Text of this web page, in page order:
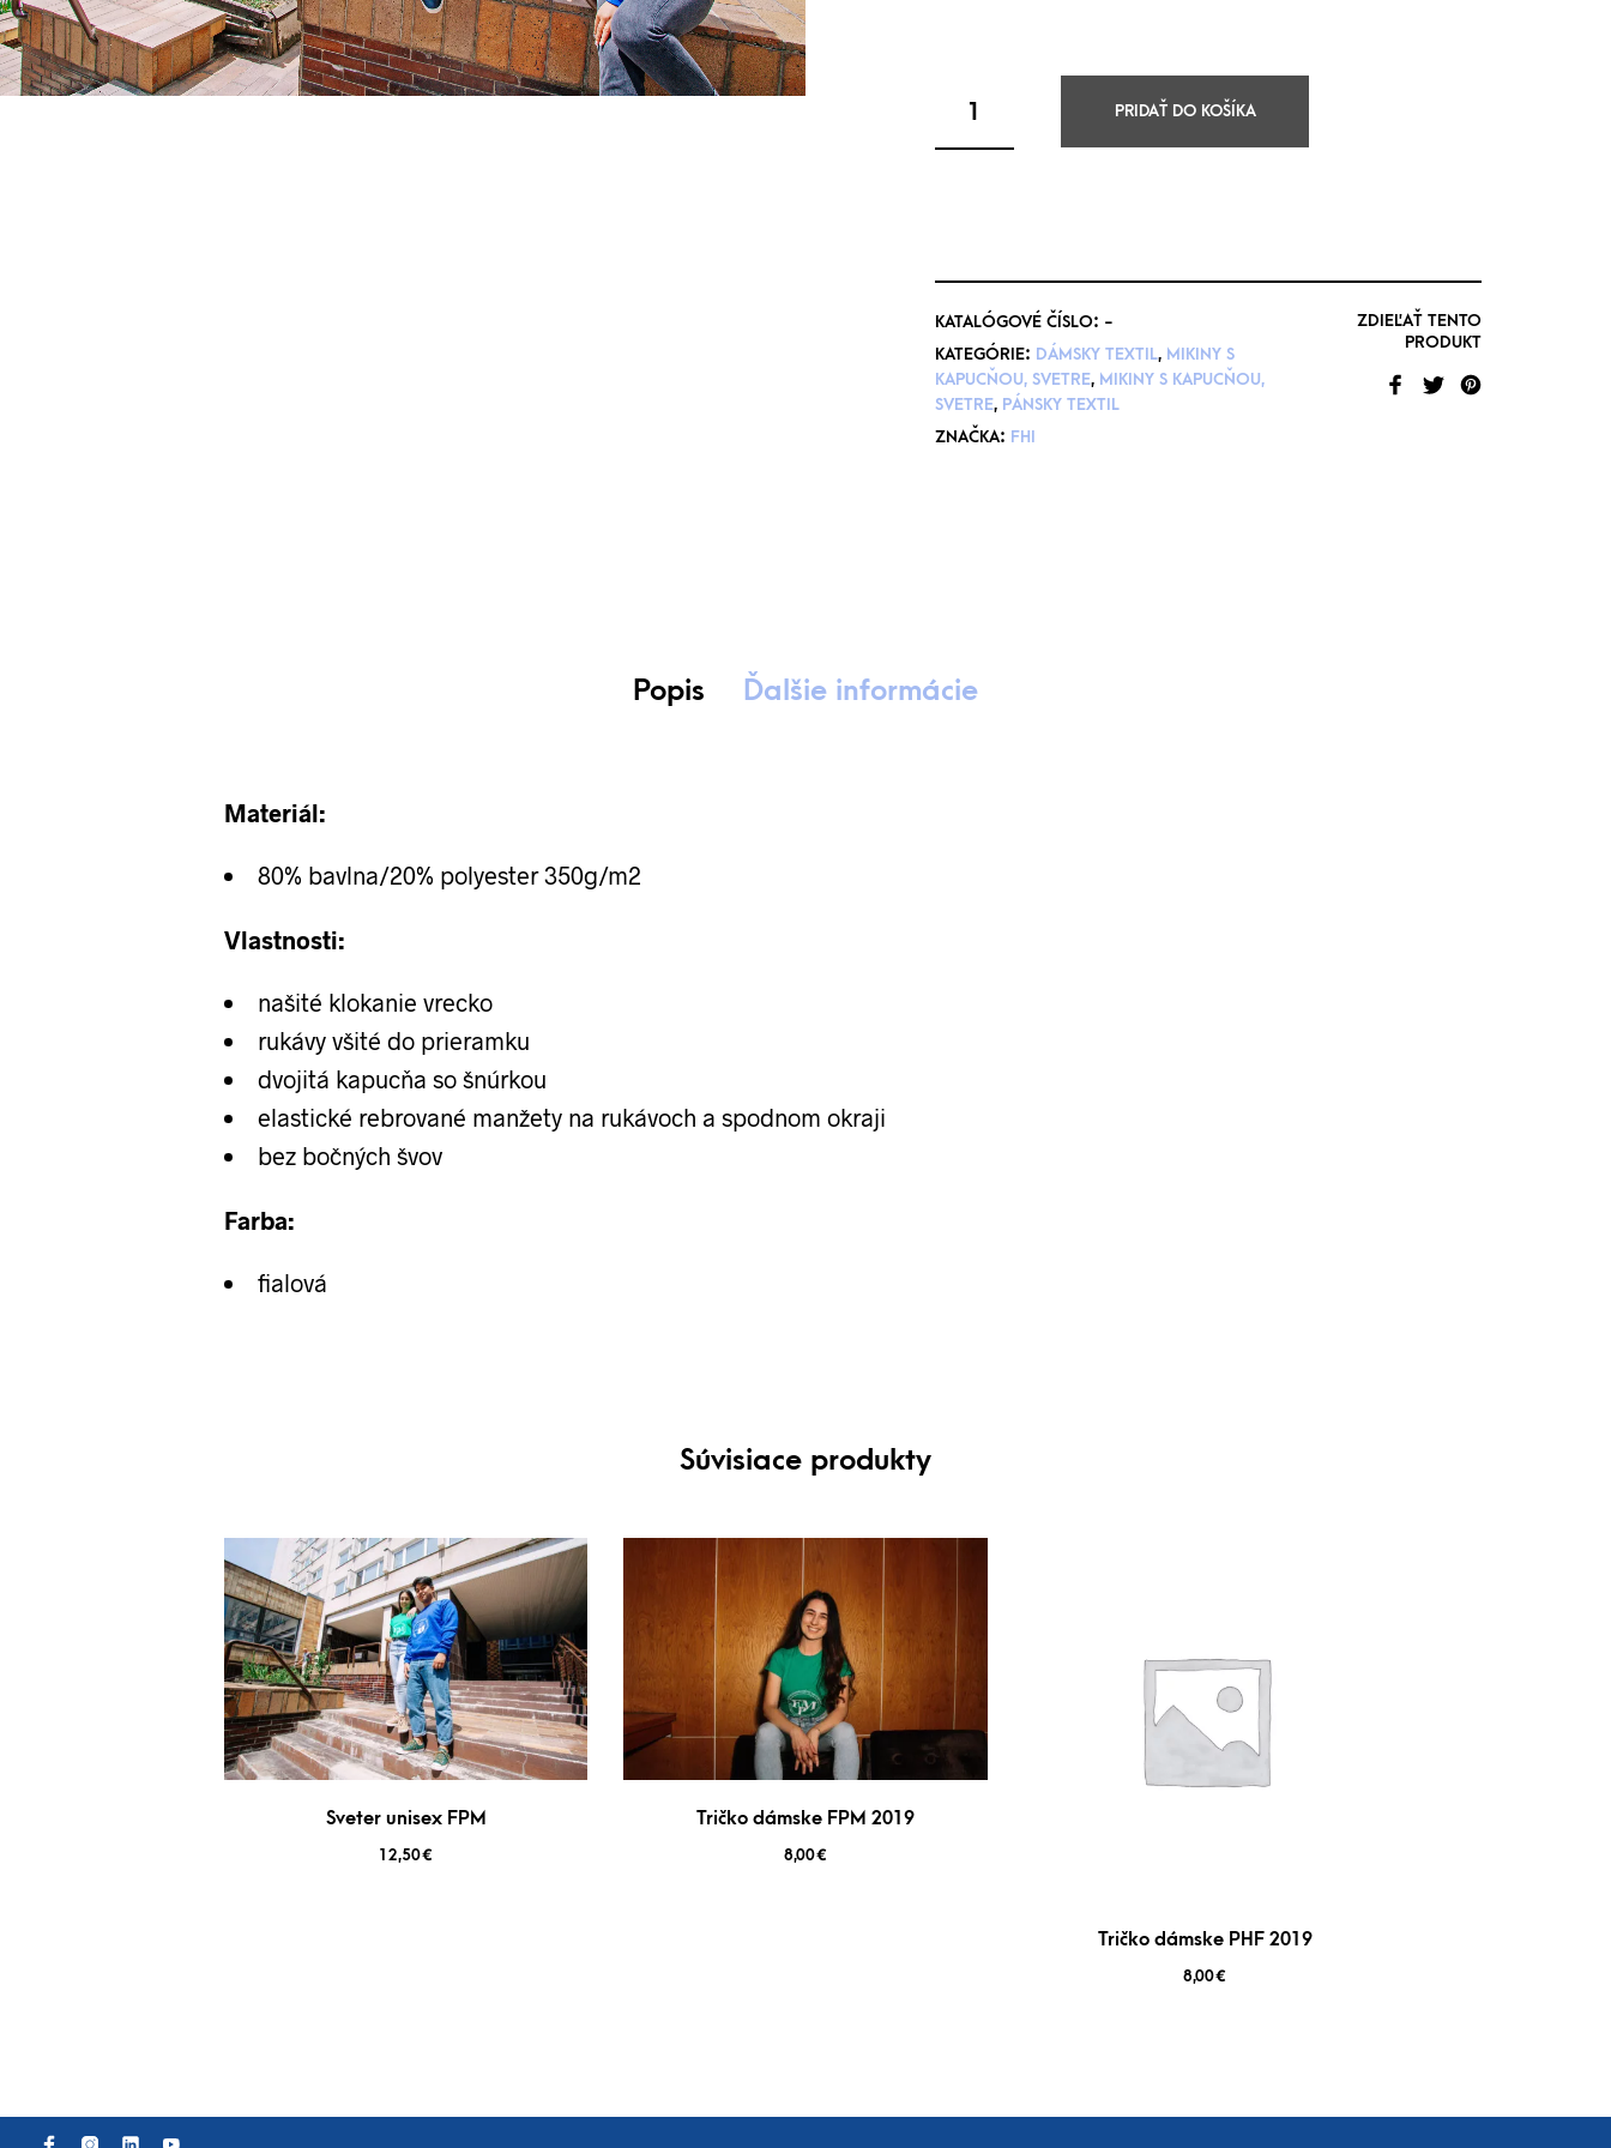
PRIDAŤ DO KOŠÍKA
KATALÓGOVÉ ČÍSLO: -
KATEGÓRIE: DÁMSKY TEXTIL, MIKINY S
KAPUCŇOU, SVETRE, MIKINY S KAPUCŇOU,
SVETRE, PÁNSKY TEXTIL
ZNAČKA: FHI
ZDIEĽAŤ TENTO
PRODUKT
Popis Ďalšie informácie
Materiál:
80% bavlna/20% polyester 350g/m2
Vlastnosti:
našité klokanie vrecko
rukávy všité do prieramku
dvojitá kapucňa so šnúrkou
elastické rebrované manžety na rukávoch a spodnom okraji
bez bočných švov
Farba:
fialová
Súvisiace produkty
Sveter unisex FPM
12,50€
Tričko dámske FPM 2019
8,00€
Tričko dámske PHF 2019
8,00€